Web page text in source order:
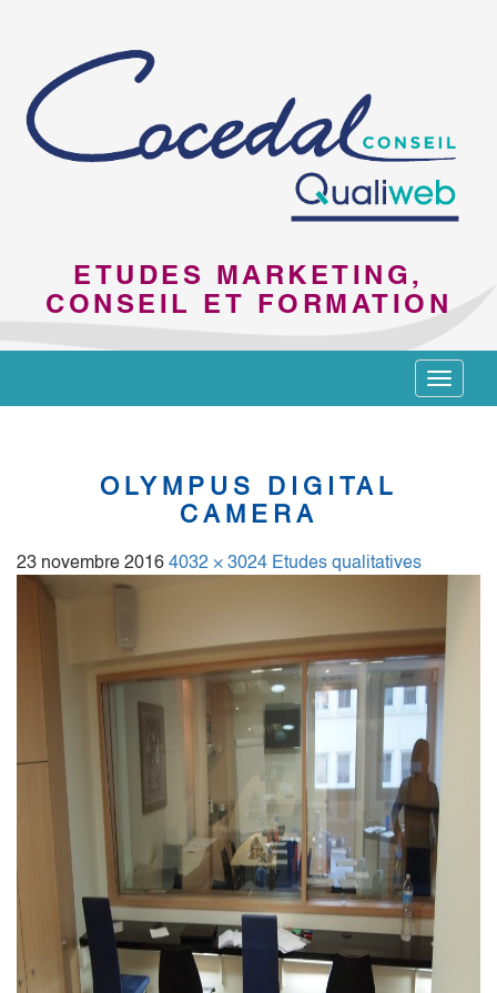
ETUDES MARKETING,
CONSEIL ET FORMATION
Toggle
OLYMPUS DIGITAL
CAMERA
23 novembre 2016 4032 × 3024 Etudes qualitatives